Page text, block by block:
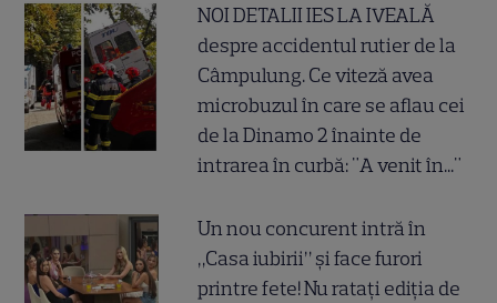
NOI DETALII IES LA IVEALĂ
despre accidentul rutier de la
Câmpulung. Ce viteză avea
microbuzul în care se aflau cei
de la Dinamo 2 înainte de
intrarea în curbă: "A venit în..."
Un nou concurent intră în
„Casa iubirii” și face furori
printre fete! Nu ratați ediția de